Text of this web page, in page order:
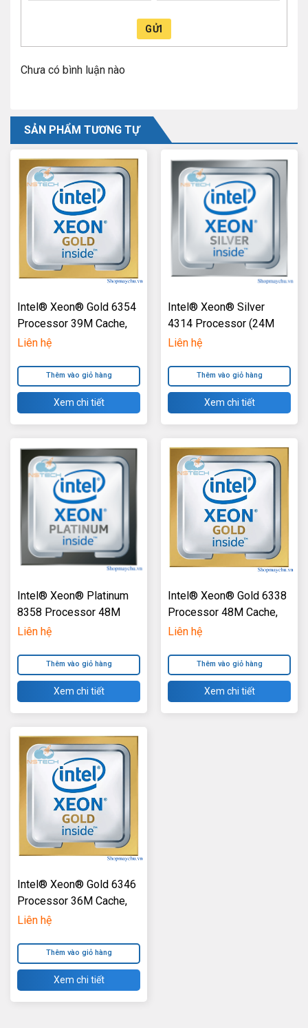
GỬI
Chưa có bình luận nào
SẢN PHẨM TƯƠNG TỰ
Intel® Xeon® Gold 6354
Processor 39M Cache,
3.00 GHz
Liên hệ
Thêm vào giỏ hàng
Xem chi tiết
Intel® Xeon® Silver
4314 Processor (24M
Cache, 2.40 GHz)
Liên hệ
Thêm vào giỏ hàng
Xem chi tiết
Intel® Xeon® Platinum
8358 Processor 48M
Cache, 2.60 GHz
Liên hệ
Thêm vào giỏ hàng
Xem chi tiết
Intel® Xeon® Gold 6338
Processor 48M Cache,
2.00 GHz
Liên hệ
Thêm vào giỏ hàng
Xem chi tiết
Intel® Xeon® Gold 6346
Processor 36M Cache,
3.10 GHz
Liên hệ
Thêm vào giỏ hàng
Xem chi tiết